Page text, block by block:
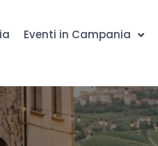
Eventi in Campania